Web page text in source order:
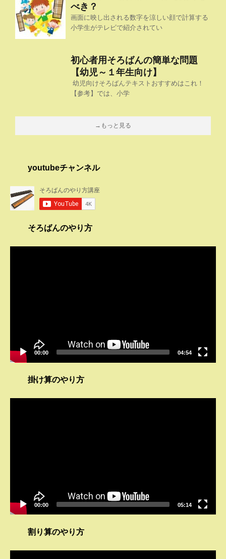
べき？
画面に映し出される数字を涼しい顔で計算する
小学生がテレビで紹介されてい
初心者用そろばんの簡単な問題
【幼児～１年生向け】
幼児向けそろばんテキストおすすめはこれ！
【参考】では、小学
→もっと見る
youtubeチャンネル
そろばんのやり方
00:00 04:54
掛け算のやり方
00:00 05:14
割り算のやり方